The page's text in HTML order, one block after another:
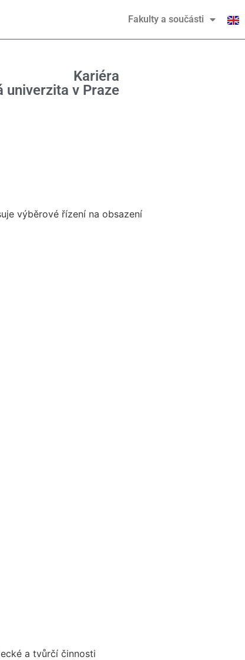
Fakulty a součásti
Kariéra
univerzita v Praze
výběrové řízení na obsazení
a tvůrčí činnosti